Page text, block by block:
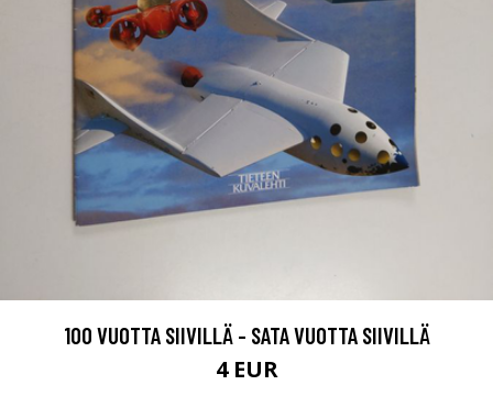
100 VUOTTA SIIVILLÄ - SATA VUOTTA SIIVILLÄ
4 EUR